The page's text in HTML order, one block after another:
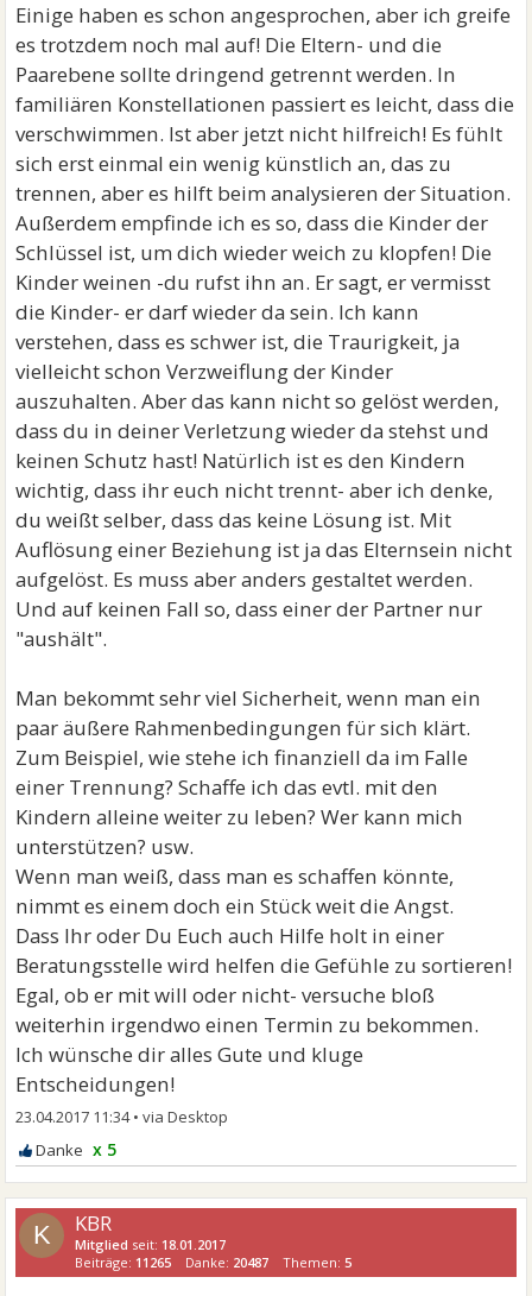
Einige haben es schon angesprochen, aber ich greife
es trotzdem noch mal auf! Die Eltern- und die
Paarebene sollte dringend getrennt werden. In
familiären Konstellationen passiert es leicht, dass die
verschwimmen. Ist aber jetzt nicht hilfreich! Es fühlt
sich erst einmal ein wenig künstlich an, das zu
trennen, aber es hilft beim analysieren der Situation.
Außerdem empfinde ich es so, dass die Kinder der
Schlüssel ist, um dich wieder weich zu klopfen! Die
Kinder weinen -du rufst ihn an. Er sagt, er vermisst
die Kinder- er darf wieder da sein. Ich kann
verstehen, dass es schwer ist, die Traurigkeit, ja
vielleicht schon Verzweiflung der Kinder
auszuhalten. Aber das kann nicht so gelöst werden,
dass du in deiner Verletzung wieder da stehst und
keinen Schutz hast! Natürlich ist es den Kindern
wichtig, dass ihr euch nicht trennt- aber ich denke,
du weißt selber, dass das keine Lösung ist. Mit
Auflösung einer Beziehung ist ja das Elternsein nicht
aufgelöst. Es muss aber anders gestaltet werden.
Und auf keinen Fall so, dass einer der Partner nur
"aushält".
Man bekommt sehr viel Sicherheit, wenn man ein
paar äußere Rahmenbedingungen für sich klärt.
Zum Beispiel, wie stehe ich finanziell da im Falle
einer Trennung? Schaffe ich das evtl. mit den
Kindern alleine weiter zu leben? Wer kann mich
unterstützen? usw.
Wenn man weiß, dass man es schaffen könnte,
nimmt es einem doch ein Stück weit die Angst.
Dass Ihr oder Du Euch auch Hilfe holt in einer
Beratungsstelle wird helfen die Gefühle zu sortieren!
Egal, ob er mit will oder nicht- versuche bloß
weiterhin irgendwo einen Termin zu bekommen.
Ich wünsche dir alles Gute und kluge
Entscheidungen!
23.04.2017 11:34•
x 5
K KBR
Mitglied seit: 18.01.2017
Beiträge: 11265 Danke: 20487 Themen:5